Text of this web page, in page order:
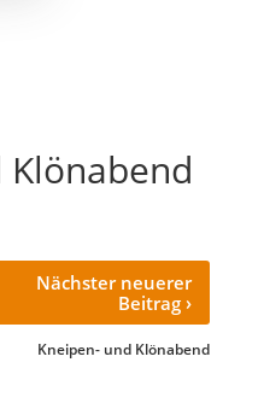
Nächster neuerer
Beitrag›
Kneipen- und Klönabend